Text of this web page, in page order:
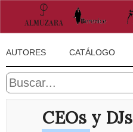
AUTORES CATÁLOGO
CEOs y DJs